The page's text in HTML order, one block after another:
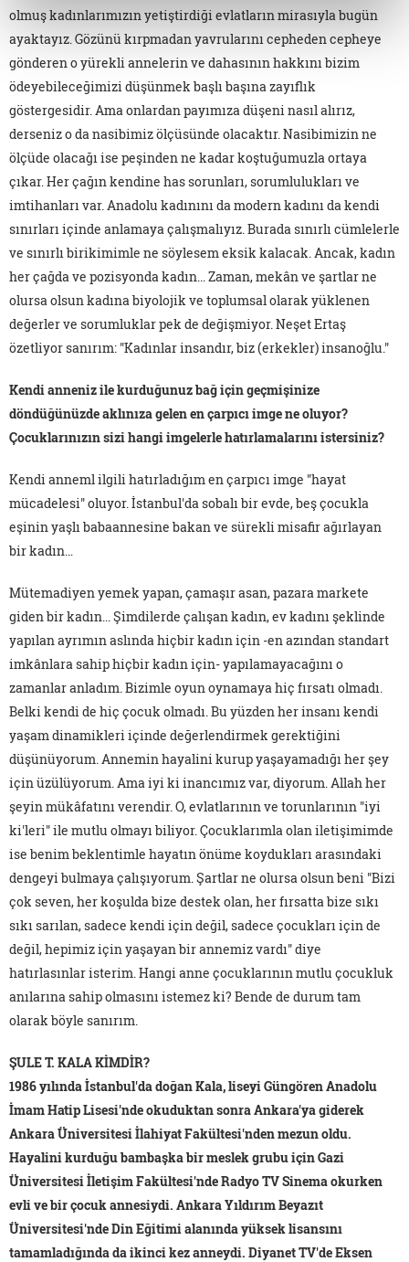
olmuş kadınlarımızın yetiştirdiği evlatların mirasıyla bugün
ayaktayız. Gözünü kırpmadan yavrularını cepheden cepheye
gönderen o yürekli annelerin ve dahasının hakkını bizim
ödeyebileceğimizi düşünmek başlı başına zayıflık
göstergesidir. Ama onlardan payımıza düşeni nasıl alırız,
derseniz o da nasibimiz ölçüsünde olacaktır. Nasibimizin ne
ölçüde olacağı ise peşinden ne kadar koştuğumuzla ortaya
çıkar. Her çağın kendine has sorunları, sorumlulukları ve
imtihanları var. Anadolu kadınını da modern kadını da kendi
sınırları içinde anlamaya çalışmalıyız. Burada sınırlı cümlelerle
ve sınırlı birikimimle ne söylesem eksik kalacak. Ancak, kadın
her çağda ve pozisyonda kadın... Zaman, mekân ve şartlar ne
olursa olsun kadına biyolojik ve toplumsal olarak yüklenen
değerler ve sorumluklar pek de değişmiyor. Neşet Ertaş
özetliyor sanırım: "Kadınlar insandır, biz (erkekler) insanoğlu."
Kendi anneniz ile kurduğunuz bağ için geçmişinize
döndüğünüzde aklınıza gelen en çarpıcı imge ne oluyor?
Çocuklarınızın sizi hangi imgelerle hatırlamalarını istersiniz?
Kendi anneml ilgili hatırladığım en çarpıcı imge "hayat
mücadelesi" oluyor. İstanbul'da sobalı bir evde, beş çocukla
eşinin yaşlı babaannesine bakan ve sürekli misafir ağırlayan
bir kadın…
Mütemadiyen yemek yapan, çamaşır asan, pazara markete
giden bir kadın... Şimdilerde çalışan kadın, ev kadını şeklinde
yapılan ayrımın aslında hiçbir kadın için -en azından standart
imkânlara sahip hiçbir kadın için- yapılamayacağını o
zamanlar anladım. Bizimle oyun oynamaya hiç fırsatı olmadı.
Belki kendi de hiç çocuk olmadı. Bu yüzden her insanı kendi
yaşam dinamikleri içinde değerlendirmek gerektiğini
düşünüyorum. Annemin hayalini kurup yaşayamadığı her şey
için üzülüyorum. Ama iyi ki inancımız var, diyorum. Allah her
şeyin mükâfatını verendir. O, evlatlarının ve torunlarının "iyi
ki'leri" ile mutlu olmayı biliyor. Çocuklarımla olan iletişimimde
ise benim beklentimle hayatın önüme koydukları arasındaki
dengeyi bulmaya çalışıyorum. Şartlar ne olursa olsun beni "Bizi
çok seven, her koşulda bize destek olan, her fırsatta bize sıkı
sıkı sarılan, sadece kendi için değil, sadece çocukları için de
değil, hepimiz için yaşayan bir annemiz vardı" diye
hatırlasınlar isterim. Hangi anne çocuklarının mutlu çocukluk
anılarına sahip olmasını istemez ki? Bende de durum tam
olarak böyle sanırım.
ŞULE T. KALA KİMDİR?
1986 yılında İstanbul'da doğan Kala, liseyi Güngören Anadolu
İmam Hatip Lisesi'nde okuduktan sonra Ankara'ya giderek
Ankara Üniversitesi İlahiyat Fakültesi'nden mezun oldu.
Hayalini kurduğu bambaşka bir meslek grubu için Gazi
Üniversitesi İletişim Fakültesi'nde Radyo TV Sinema okurken
evli ve bir çocuk annesiydi. Ankara Yıldırım Beyazıt
Üniversitesi'nde Din Eğitimi alanında yüksek lisansını
tamamladığında da ikinci kez anneydi. Diyanet TV'de Eksen